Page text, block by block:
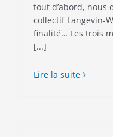
tout d’abord, nous
collectif Langevin-
finalité… Les trois
[...]
Lire la suite